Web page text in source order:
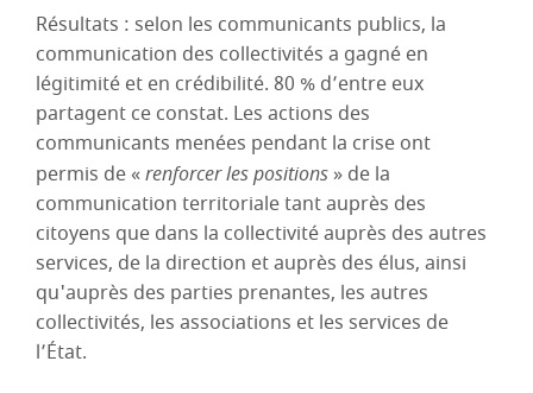
Résultats : selon les communicants publics, la
communication des collectivités a gagné en
légitimité et en crédibilité. 80 % d’entre eux
partagent ce constat. Les actions des
communicants menées pendant la crise ont
permis de «renforcer les positions » de la
communication territoriale tant auprès des
citoyens que dans la collectivité auprès des autres
services, de la direction et auprès des élus, ainsi
qu'auprès des parties prenantes, les autres
collectivités, les associations et les services de
l’État.